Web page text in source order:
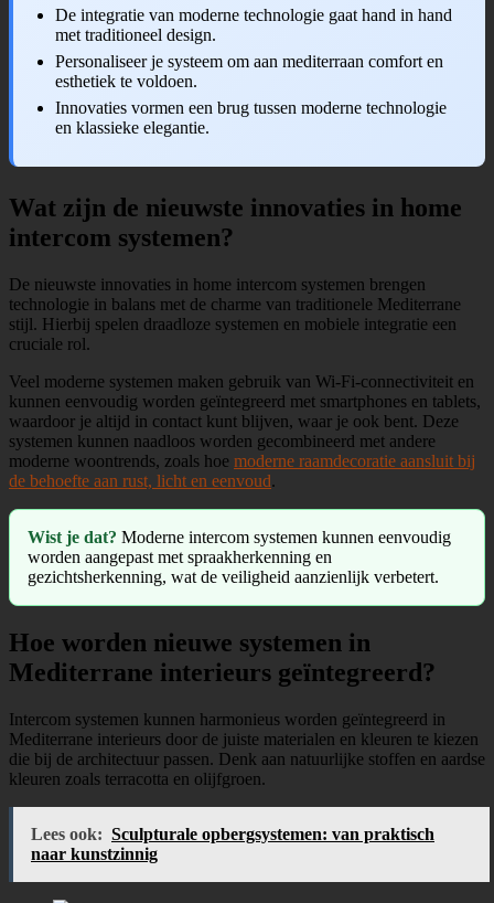
De integratie van moderne technologie gaat hand in hand
met traditioneel design.
Personaliseer je systeem om aan mediterraan comfort en
esthetiek te voldoen.
Innovaties vormen een brug tussen moderne technologie
en klassieke elegantie.
Wat zijn de nieuwste innovaties in home
intercom systemen?
De nieuwste innovaties in home intercom systemen brengen
technologie in balans met de charme van traditionele Mediterrane
stijl. Hierbij spelen draadloze systemen en mobiele integratie een
cruciale rol.
Veel moderne systemen maken gebruik van Wi-Fi-connectiviteit en
kunnen eenvoudig worden geïntegreerd met smartphones en tablets,
waardoor je altijd in contact kunt blijven, waar je ook bent. Deze
systemen kunnen naadloos worden gecombineerd met andere
moderne woontrends, zoals hoe moderne raamdecoratie aansluit bij
de behoefte aan rust, licht en eenvoud.
Wist je dat? Moderne intercom systemen kunnen eenvoudig
worden aangepast met spraakherkenning en
gezichtsherkenning, wat de veiligheid aanzienlijk verbetert.
Hoe worden nieuwe systemen in
Mediterrane interieurs geïntegreerd?
Intercom systemen kunnen harmonieus worden geïntegreerd in
Mediterrane interieurs door de juiste materialen en kleuren te kiezen
die bij de architectuur passen. Denk aan natuurlijke stoffen en aardse
kleuren zoals terracotta en olijfgroen.
Lees ook: Sculpturale opbergsystemen: van praktisch
naar kunstzinnig